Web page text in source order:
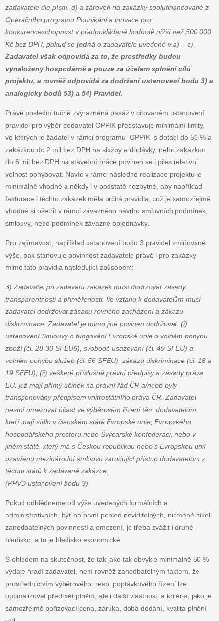
zadavatele dle písm. d) a zároveň na zakázky spolufinancované z
Operačního programu Podnikání a inovace pro
konkurenceschopnost v předpokládané hodnotě nižší než 500.000
Kč bez DPH, pokud sejednáo zadavatele uvedené v a) – c).
Zadavatel však odpovídá za to, že prostředky budou
vynaloženy hospodárně a pouze za účelem splnění cílů
projektu, a rovněž odpovídá za dodržení ustanovení bodu 3) a
analogicky bodů 53) a 54) Pravidel.
Právě poslední tučně zvýrazněná pasáž v citovaném ustanovení
pravidel pro výběr dodavatel OPPIK představuje minimální limity,
ve kterých je žadatel v rámci programu OPPIK s dotací do 50 % a
zakázkou do 2 mil bez DPH na služby a dodávky, nebo zakázkou
do 6 mil bez DPH na stavební práce povinen se i přes relativní
volnost pohybovat. Navíc v rámci následné realizace projektu je
minimálně vhodné a někdy i v podstatě nezbytné, aby například
fakturace i těchto zakázek měla určitá pravidla, což je samozřejmě
vhodné si ošetřit v rámci závazného návrhu smluvních podmínek,
smlouvy, nebo podmínek závazné objednávky.
Pro zajímavost, například ustanovení bodu 3 pravidel zmiňované
výše, pak stanovuje povinnost zadavatele právě i pro zakázky
mimo tato pravidla následující způsobem:
3) Zadavatel při zadávání zakázek musí dodržovat zásady
transparentnosti a přiměřenosti. Ve vztahu k dodavatelům musí
zadavatel dodržovat zásadu rovného zacházení a zákazu
diskriminace. Zadavatel je mimo jiné povinen dodržovat: (i)
ustanovení Smlouvy o fungování Evropské unie o volném pohybu
zboží (čl. 28-30 SFEU6), svobodě usazování (čl. 49 SFEU) a
volném pohybu služeb (čl. 56 SFEU), zákazu diskriminace (čl. 18 a
19 SFEU); (ii) veškeré příslušné právní předpisy a zásady práva
EU, jež mají přímý účinek na právní řád ČR a/nebo byly
transponovány předpisem vnitrostátního práva ČR. Zadavatel
nesmí omezovat účast ve výběrovém řízení těm dodavatelům,
kteří mají sídlo v členském státě Evropské unie, Evropského
hospodářského prostoru nebo Švýcarské konfederaci, nebo v
jiném státě, který má s Českou republikou nebo s Evropskou unií
uzavřenu mezinárodní smlouvu zaručující přístup dodavatelům z
těchto států k zadávané zakázce.
(PPVD ustanovení bodu 3)
Pokud odhlédneme od výše uvedených formálních a
administrativních, byť na první pohled neviditelných, nicméně nikoli
zanedbatelných povinností a omezení, je třeba zvážit i druhé
hledisko, a to je hledisko ekonomické.
S ohledem na skutečnost, že tak jako tak obvykle minimálně 50 %
výdaje hradí zadavatel, není rovněž zanedbatelným faktem, že
prostřednictvím výběrového. resp. poptávkového řízení lze
optimalizovat předmět plnění, ale i další vlastnosti a kritéria, jako je
samozřejmě pořizovací cena, záruka, doba dodání, kvalita plnění